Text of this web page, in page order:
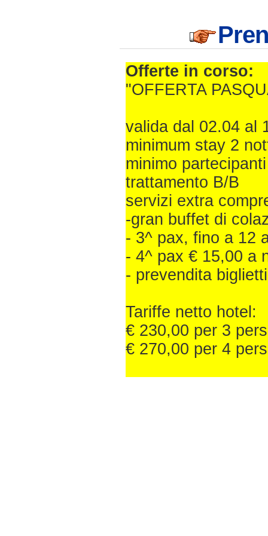
Offerte in corso:
"OFFERTA
valida dal 02.04 al
minimum stay 2
minimo
trattamento B/B
servizi extra
-gran buffet di
- 3^ pax, fino a 12
- 4^ pax € 15,00 a
- prevendita
Tariffe netto hotel:
€ 230,00 per 3
€ 270,00 per 4